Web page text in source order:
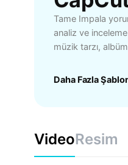
Tame Impala
analiz ve
müzik tarzı,
albümünden son
performanslarını
sanatçı önerileri
hayranları ve
Daha Fazla
VideoResim